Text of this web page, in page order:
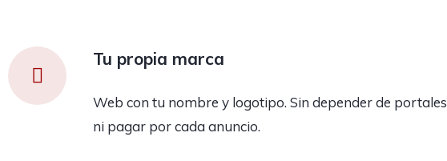
Tu propia marca
Web con tu nombre y logotipo. Sin depender de portales
ni pagar por cada anuncio.